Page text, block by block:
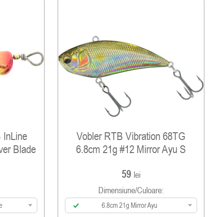
majoritatea voblerelor care au bile din otel
in multe domenii strategice, prin urmare
de 1.7 ori mai mare decat a plumbului
bile din tungsten!
68TG este un alt atuu. Fata de alte modele
in special pescuitului la bass, cunoscut
naluca pentru cautarea rapitorilor
specii prefera deseori culori vibrante,
sau culori naturale, care imita pestii
de teste in apele din Europa si credem ca
InLine
Blade
Vobler RTB Vibration 68TG
6.8cm 21g #12 Mirror Ayu S
59 lei
Dimensiune/culoare:
6.8cm 21g Mirror Ayu